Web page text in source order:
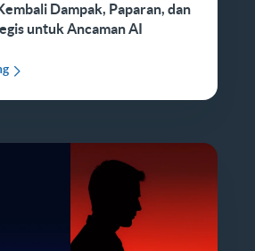
Dampak, Paparan, dan
untuk Ancaman AI